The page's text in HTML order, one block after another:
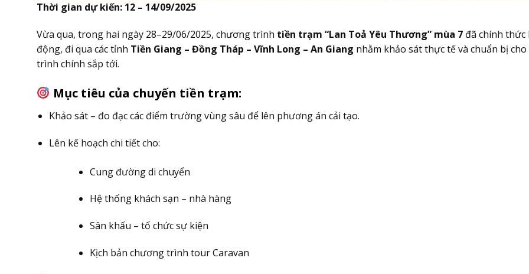
Thời gian dự kiến: 12 – 14/09/2025
Vừa qua, trong hai ngày 28–29/06/2025, chương trình tiền trạm “Lan Toả Yêu Thương” mùa 7 đã chính thức
động, đi qua các tỉnh Tiền Giang – Đồng Tháp – Vĩnh Long – An Giang nhằm khảo sát thực tế và chuẩn bị
trình chính sắp tới.
Mục tiêu của chuyến tiền trạm:
Khảo sát – đo đạc các điểm trường vùng sâu để lên phương án cải tạo.
Lên kế hoạch chi tiết cho:
Cung đường di chuyển
Hệ thống khách sạn – nhà hàng
Sân khấu – tổ chức sự kiện
Kịch bản chương trình tour Caravan